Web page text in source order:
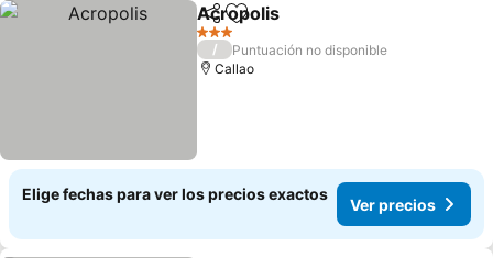
CompartirAgregar a favoritos
Acropolis
3 Estrellas
/
Puntuación no disponible
Callao
Elige fechas para ver los precios exactos
Ver precios